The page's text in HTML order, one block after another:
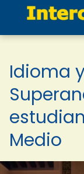
Idioma
Medio